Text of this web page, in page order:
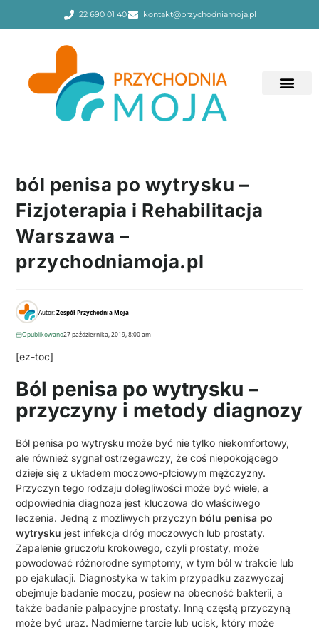
22 690 01 40 kontakt@przychodniamoja.pl
ból penisa po wytrysku –
Fizjoterapia i Rehabilitacja
Warszawa –
przychodniamoja.pl
Autor:Zespół Przychodnia Moja
Opublikowano27 października, 2019, 8:00 am
[ez-toc]
Ból penisa po wytrysku –
przyczyny i metody diagnozy
Ból penisa po wytrysku może być nie tylko niekomfortowy,
ale również sygnał ostrzegawczy, że coś niepokojącego
dzieje się z układem moczowo-płciowym mężczyzny.
Przyczyn tego rodzaju dolegliwości może być wiele, a
odpowiednia diagnoza jest kluczowa do właściwego
leczenia. Jedną z możliwych przyczyn bólu penisa po
wytrysku jest infekcja dróg moczowych lub prostaty.
Zapalenie gruczołu krokowego, czyli prostaty, może
powodować różnorodne symptomy, w tym ból w trakcie lub
po ejakulacji. Diagnostyka w takim przypadku zazwyczaj
obejmuje badanie moczu, posiew na obecność bakterii, a
także badanie palpacyjne prostaty. Inną częstą przyczyną
może być uraz. Nadmierne tarcie lub ucisk, który może